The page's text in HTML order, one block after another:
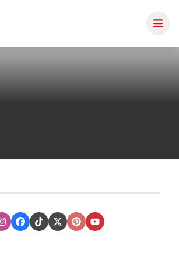
InstagramFacebook
TikTokXTwitter
PinterestYoutube